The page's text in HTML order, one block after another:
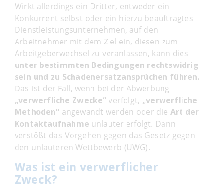
Wirkt allerdings ein Dritter, entweder ein
Konkurrent selbst oder ein hierzu beauftragtes
Dienstleistungsunternehmen, auf den
Arbeitnehmer mit dem Ziel ein, diesen zum
Arbeitgeberwechsel zu veranlassen, kann dies
unter bestimmten Bedingungen rechtswidrig
sein und zu Schadenersatzansprüchen führen.
Das ist der Fall, wenn bei der Abwerbung
„verwerfliche Zwecke“ verfolgt, „verwerfliche
Methoden“angewandt werden oder die Art der
Kontaktaufnahme unlauter erfolgt. Dann
verstößt das Vorgehen gegen das Gesetz gegen
den unlauteren Wettbewerb (UWG).
Was ist ein verwerflicher
Zweck?